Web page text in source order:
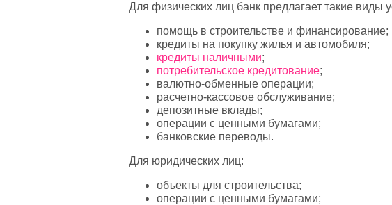
Для физических лиц банк предлагает такие виды
помощь в строительстве и финансирование;
кредиты на покупку жилья и автомобиля;
кредиты наличными;
потребительское кредитование;
валютно-обменные операции;
расчетно-кассовое обслуживание;
депозитные вклады;
операции с ценными бумагами;
банковские переводы.
Для юридических лиц:
объекты для строительства;
операции с ценными бумагами;